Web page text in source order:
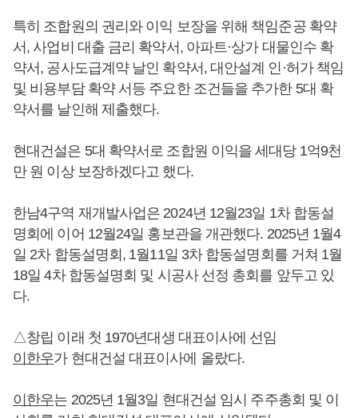
특히 조합원의 권리와 이익 보장을 위해 책임준공 확약
서, 사업비 대출 금리 확약서, 아파트·상가 대물인수 확
약서, 공사도급계약 날인 확약서, 대안설계 인·허가 책임
및 비용부담 확약 서등 주요한 조건들을 추가한 5대 확
약서를 날인해 제출했다.
현대건설은 5대 확약서로 조합원 이익을 세대당 1억9천
만 원 이상 보장하겠다고 했다.
한남4구역 재개발사업은 2024년 12월23일 1차 합동설
명회에 이어 12월24일 홍보관을 개관했다. 2025년 1월4
일 2차 합동설명회, 1월11일 3차 합동설명회를 거쳐 1월
18일 4차 합동설명회 및 시공사 선정 총회를 앞두고 있
다.
△창립 이래 첫 1970년대생 대표이사에 선임
이한우가 현대건설 대표이사에 올랐다.
이한우는 2025년 1월3일 현대건설 임시 주주총회 및 이